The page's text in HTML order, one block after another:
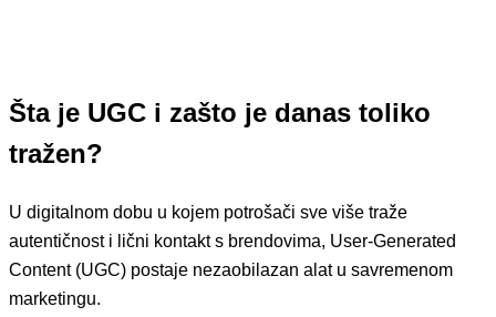
Šta je UGC i zašto je danas toliko
tražen?
U digitalnom dobu u kojem potrošači sve više traže
autentičnost i lični kontakt s brendovima, User-Generated
Content (UGC) postaje nezaobilazan alat u savremenom
marketingu.